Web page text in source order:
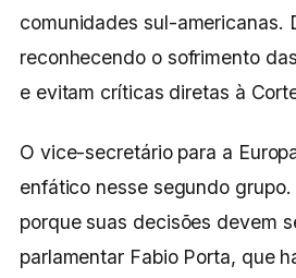
comunidades sul-americanas.
reconhecendo o sofrimento
e evitam críticas diretas à
O vice-secretário para a
enfático nesse segundo
porque suas decisões devem
parlamentar Fabio Porta, que